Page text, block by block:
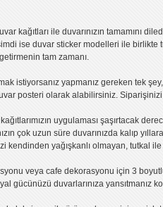
kağıtları ile duvarınızın tamamını
ise duvar sticker modelleri ile birlikte
tam zamanı.
istiyorsanız yapmanız gereken tek
posteri olarak alabilirsiniz. Siparişinizi
uygulaması şaşırtacak
çok uzun süre duvarınızda kalıp
kendinden yağışkanlı olmayan, tutkal
veya cafe dekorasyonu için 3
gücünüzü duvarlarınıza yansıtmanız